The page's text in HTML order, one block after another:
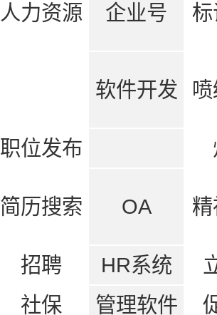
人力资源 企业号
软件开发
职位发布
简历搜索 OA
招聘 HR系统
社保 管理软件